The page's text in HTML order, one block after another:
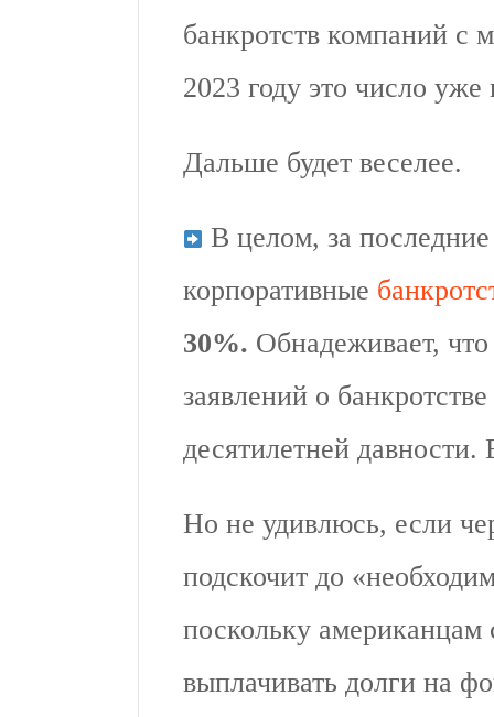
банкротств компаний с
2023 году это число
Дальше будет веселее.
В целом, за
корпоративные
30%. Обнадеживает,
заявлений о
десятилетней
Но не удивлюсь, если
подскочит до
поскольку американцам
выплачивать долги на